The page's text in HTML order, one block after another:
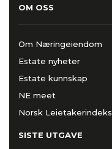
OM OSS
Om Næringeiendom
Estate nyheter
Estate kunnskap
NE meet
Norsk Leietakerindeks
SISTE UTGAVE